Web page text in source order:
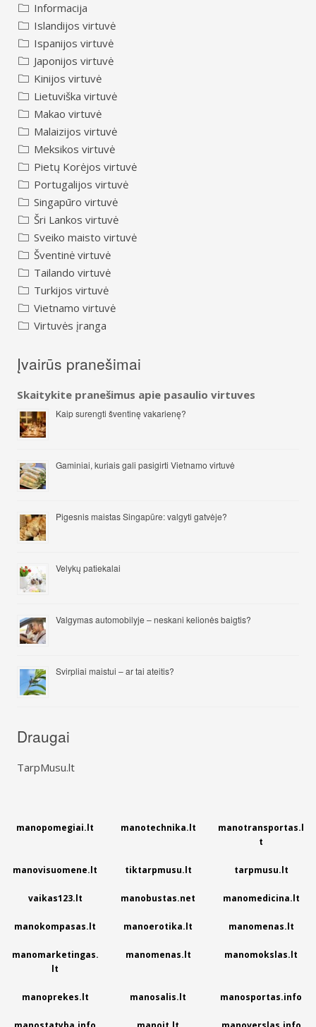
Informacija
Islandijos virtuvė
Ispanijos virtuvė
Japonijos virtuvė
Kinijos virtuvė
Lietuviška virtuvė
Makao virtuvė
Malaizijos virtuvė
Meksikos virtuvė
Pietų Korėjos virtuvė
Portugalijos virtuvė
Singapūro virtuvė
Šri Lankos virtuvė
Sveiko maisto virtuvė
Šventinė virtuvė
Tailando virtuvė
Turkijos virtuvė
Vietnamo virtuvė
Virtuvės įranga
Įvairūs pranešimai
Skaitykite pranešimus apie pasaulio virtuves
Kaip surengti šventinę vakarienę?
Gaminiai, kuriais gali pasigirti Vietnamo virtuvė
Pigesnis maistas Singapūre: valgyti gatvėje?
Velykų patiekalai
Valgymas automobilyje – neskani kelionės baigtis?
Svirpliai maistui – ar tai ateitis?
Draugai
TarpMusu.lt
manopomegiai.lt manotechnika.lt
manotransportas.l
t
manovisuomene.lt tiktarpmusu.lt tarpmusu.lt
vaikas123.lt manobustas.net manomedicina.lt
manokompasas.lt manoerotika.lt manomenas.lt
manomarketingas.
lt
manomenas.lt manomokslas.lt
manoprekes.lt manosalis.lt manosportas.info